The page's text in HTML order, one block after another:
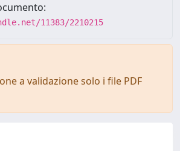
11383/2210215
a validazione solo i file PDF